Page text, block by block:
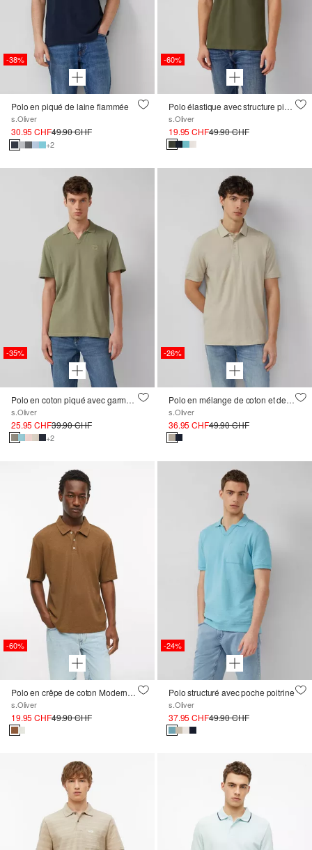
-38%
Polo en piqué de laine flammée
s.Oliver
30.95 CHF49.90 CHF
+2
-60%
Polo élastique avec structure piquée
s.Oliver
19.95 CHF49.90 CHF
-35%
Polo en coton piqué avec garment dye
s.Oliver
25.95 CHF39.90 CHF
+2
-26%
Polo en mélange de coton et de lin
s.Oliver
36.95 CHF49.90 CHF
-60%
Polo en crêpe de coton Modern Fit
s.Oliver
19.95 CHF49.90 CHF
-24%
Polo structuré avec poche poitrine
s.Oliver
37.95 CHF49.90 CHF